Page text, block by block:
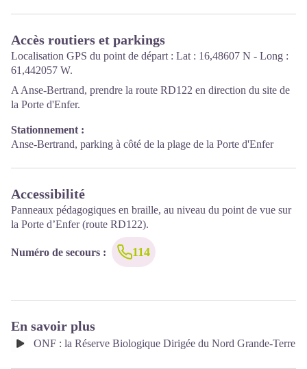
Accès routiers et parkings
Localisation GPS du point de départ : Lat : 16,48607 N - Long :
61,442057 W.
A Anse-Bertrand, prendre la route RD122 en direction du site de
la Porte d'Enfer.
Stationnement :
Anse-Bertrand, parking à côté de la plage de la Porte d'Enfer
Accessibilité
Panneaux pédagogiques en braille, au niveau du point de vue sur
la Porte d’Enfer (route RD122).
Numéro de secours : 114
En savoir plus
ONF : la Réserve Biologique Dirigée du Nord Grande-Terre